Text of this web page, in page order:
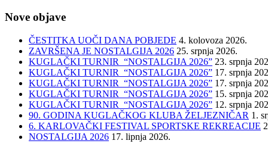
Nove objave
ČESTITKA UOČI DANA POBJEDE 4. kolovoza 2026.
ZAVRŠENA JE NOSTALGIJA 2026 25. srpnja 2026.
KUGLAČKI TURNIR “NOSTALGIJA 2026” 23. srpnja
KUGLAČKI TURNIR “NOSTALGIJA 2026” 17. srpnja
KUGLAČKI TURNIR “NOSTALGIJA 2026” 17. srpnja
KUGLAČKI TURNIR “NOSTALGIJA 2026” 15. srpnja
KUGLAČKI TURNIR “NOSTALGIJA 2026” 12. srpnja
90. GODINA KUGLAČKOG KLUBA ŽELJEZNIČAR 1.
6. KARLOVAČKI FESTIVAL SPORTSKE REKREACIJE
NOSTALGIJA 2026 17. lipnja 2026.